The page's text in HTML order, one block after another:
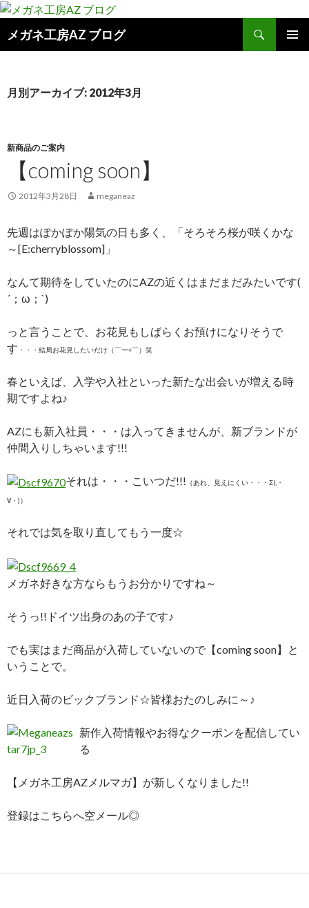
メガネ工房AZ ブログ
索
ン
キ
月別アーカイブ: 2012年3月
新商品のご案内
【coming soon】
2012年3月28日 meganeaz
先週はぽかぽか陽気の日も多く、「そろそろ桜が咲くかな
～[E:cherryblossom]」
なんて期待をしていたのにAZの近くはまだまだみたいです(
´；ω；`)
っと言うことで、お花見もしばらくお預けになりそうで
す ・・・結局お花見したいだけ（￣ー+￣）笑
春といえば、入学や入社といった新たな出会いが増える時
期ですよね♪
AZにも新入社員・・・は入ってきませんが、新ブランドが
仲間入りしちゃいます!!!
それは・・・こいつだ!!! （あれ、見えにくい・・・ Σ(;・
∀・)）
それでは気を取り直してもう一度☆
メガネ好きな方ならもうお分かりですね～
そうっ!!ドイツ出身のあの子です♪
でも実はまだ商品が入荷していないので【coming soon】と
いうことで。
近日入荷のビックブランド☆皆様おたのしみに～♪
新作入荷情報やお得なクーポンを配信してい
る
【メガネ工房AZメルマガ】が新しくなりました!!
登録はこちらへ空メール◎